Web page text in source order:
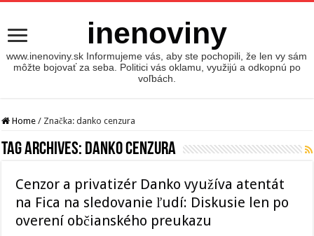
inenoviny
www.inenoviny.sk Informujeme vás, aby ste pochopili, že len vy sám
môžte bojovať za seba. Politici vás oklamu, využijú a odkopnú po
voľbách.
Home / Značka:danko cenzura
Tag Archives: danko cenzura
Cenzor a privatizér Danko využíva atentát
na Fica na sledovanie ľudí: Diskusie len po
overení občianského preukazu